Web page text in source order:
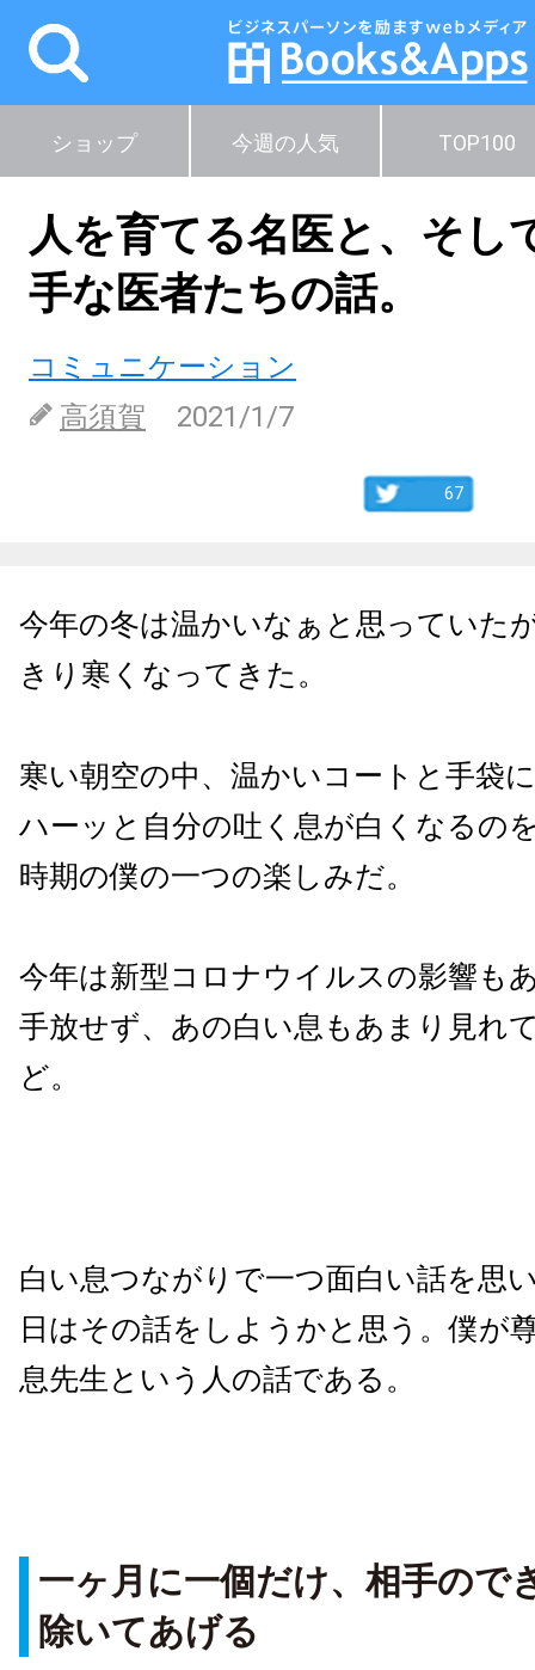
ショップ 今週の人気 TOP100
人を育てる名医と、そし
手な医者たちの話。
コミュニケーション
高須賀
2021/1/7
67
今年の冬は温かいなぁと思っていた
きり寒くなってきた。
寒い朝空の中、温かいコートと手袋
ハーッと自分の吐く息が白くなるの
時期の僕の一つの楽しみだ。
今年は新型コロナウイルスの影響も
手放せず、あの白い息もあまり見れ
ど。
白い息つながりで一つ面白い話を思
日はその話をしようかと思う。僕が
息先生という人の話である。
一ヶ月に一個だけ、相手ので
除いてあげる